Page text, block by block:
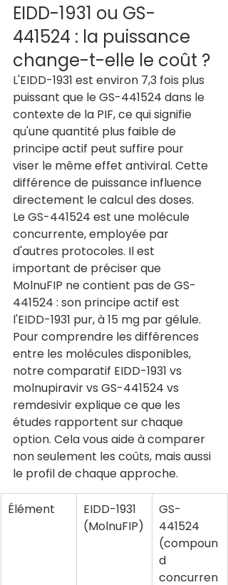
EIDD-1931 ou GS-
441524 : la puissance
change-t-elle le coût ?
L'EIDD-1931 est environ 7,3 fois plus
puissant que le GS-441524 dans le
contexte de la PIF, ce qui signifie
qu'une quantité plus faible de
principe actif peut suffire pour
viser le même effet antiviral. Cette
différence de puissance influence
directement le calcul des doses.
Le GS-441524 est une molécule
concurrente, employée par
d'autres protocoles. Il est
important de préciser que
MolnuFIP ne contient pas de GS-
441524 : son principe actif est
l'EIDD-1931 pur, à 15 mg par gélule.
Pour comprendre les différences
entre les molécules disponibles,
notre comparatif EIDD-1931 vs
molnupiravir vs GS-441524 vs
remdesivir explique ce que les
études rapportent sur chaque
option. Cela vous aide à comparer
non seulement les coûts, mais aussi
le profil de chaque approche.
Élément
EIDD-1931
(MolnuFIP)
GS-
441524
(compoun
d
concurren